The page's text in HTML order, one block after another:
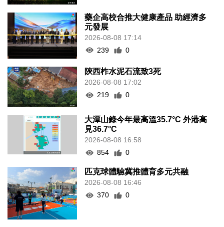
藥企高校合推大健康產品 助經濟多
元發展
2026-08-08 17:14
239
0
陝西柞水泥石流致3死
2026-08-08 17:02
219
0
大潭山錄今年最高溫35.7°C 外港高
見36.7°C
2026-08-08 16:58
854
0
匹克球體驗冀推體育多元共融
2026-08-08 16:46
370
0